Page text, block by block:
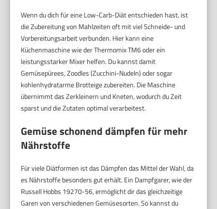
Wenn du dich für eine Low-Carb-Diät entschieden hast, ist
die Zubereitung von Mahlzeiten oft mit viel Schneide- und
Vorbereitungsarbeit verbunden. Hier kann eine
Küchenmaschine wie der Thermomix TM6 oder ein
leistungsstarker Mixer helfen. Du kannst damit
Gemüsepürees, Zoodles (Zucchini-Nudeln) oder sogar
kohlenhydratarme Brotteige zubereiten. Die Maschine
übernimmt das Zerkleinern und Kneten, wodurch du Zeit
sparst und die Zutaten optimal verarbeitest.
Gemüse schonend dämpfen für mehr
Nährstoffe
Für viele Diätformen ist das Dämpfen das Mittel der Wahl, da
es Nährstoffe besonders gut erhält. Ein Dampfgarer, wie der
Russell Hobbs 19270-56, ermöglicht dir das gleichzeitige
Garen von verschiedenen Gemüsesorten. So kannst du